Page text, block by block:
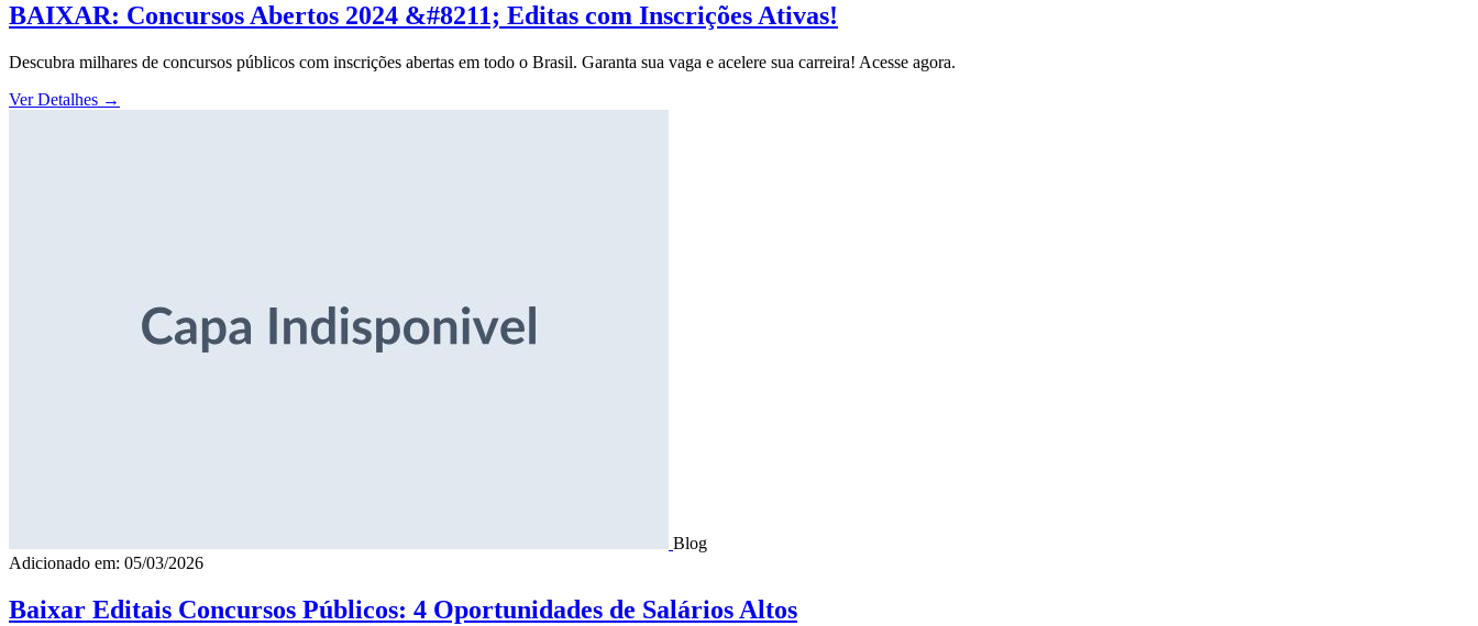
BAIXAR: Concursos Abertos 2024 &#8211; Editas com Inscrições Ativas!
Descubra milhares de concursos públicos com inscrições abertas em todo o Brasil. Garanta sua vaga e acelere sua carreira! Acesse agora.
Ver Detalhes →
Blog
Adicionado em: 05/03/2026
Baixar Editais Concursos Públicos: 4 Oportunidades de Salários Altos